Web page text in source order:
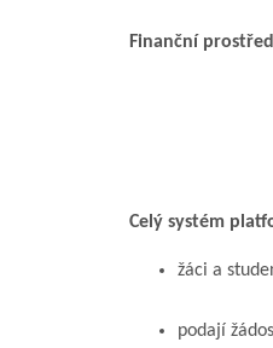
Finanční
Celý systém
žáci a
podají